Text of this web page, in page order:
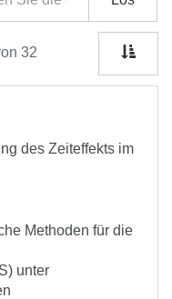
32
des Zeiteffekts im
Methoden für die
unter